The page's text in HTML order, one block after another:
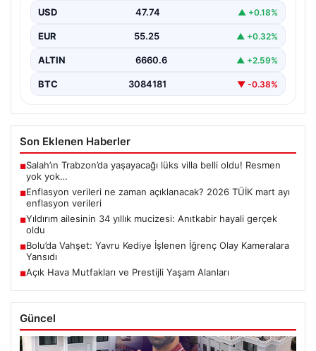
USD 47.74 ▲ +0.18%
EUR 55.25 ▲ +0.32%
ALTIN 6660.6 ▲ +2.59%
BTC 3084181 ▼ -0.38%
Son Eklenen Haberler
■Salah’ın Trabzon’da yaşayacağı lüks villa belli oldu! Resmen
yok yok…
■Enflasyon verileri ne zaman açıklanacak? 2026 TÜİK mart ayı
enflasyon verileri
■Yıldırım ailesinin 34 yıllık mucizesi: Anıtkabir hayali gerçek
oldu
■Bolu’da Vahşet: Yavru Kediye İşlenen İğrenç Olay Kameralara
Yansıdı
■Açık Hava Mutfakları ve Prestijli Yaşam Alanları
Güncel